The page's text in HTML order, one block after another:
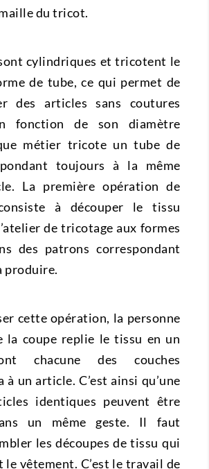
du tricot.
cylindriques et tricotent le
de tube, ce qui permet de
des articles sans coutures
fonction de son diamètre
métier tricote un tube de
toujours à la même
La première opération de
à découper le tissu
de tricotage aux formes
des patrons correspondant
produire.
cette opération, la personne
la coupe replie le tissu en un
chacune des couches
à un article. C’est ainsi qu’une
identiques peuvent être
un même geste. Il faut
les découpes de tissu qui
le vêtement. C’est le travail de